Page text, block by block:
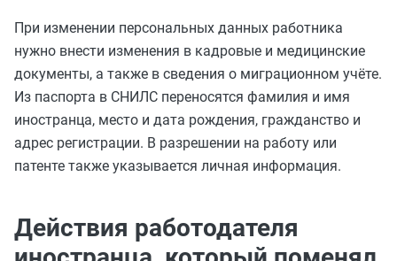
При изменении персональных данных работника
нужно внести изменения в кадровые и медицинские
документы, а также в сведения о миграционном учёте.
Из паспорта в СНИЛС переносятся фамилия и имя
иностранца, место и дата рождения, гражданство и
адрес регистрации. В разрешении на работу или
патенте также указывается личная информация.
Действия работодателя